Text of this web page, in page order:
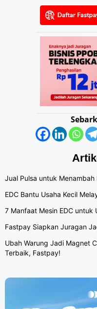
Jual Pulsa untuk Menambah
EDC Bantu Usaha Kecil
7 Manfaat Mesin EDC untuk
Fastpay Siapkan Juragan
Ubah Warung Jadi Magnet
Terbaik, Fastpay!